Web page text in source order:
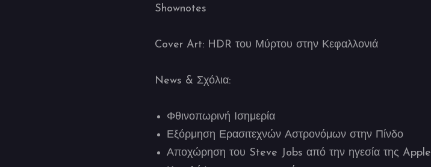
Shownotes
Cover Art: HDR του Μύρτου στην Κεφαλλονιά
News & Σχόλια:
Φθινοπωρινή Ισημερία
Εξόρμηση Ερασιτεχνών Αστρονόμων στην Πίνδο
Αποχώρηση του Steve Jobs από την ηγεσία της Apple